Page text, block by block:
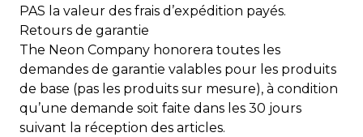
PAS la valeur des frais d’expédition payés.
Retours de garantie
The Neon Company honorera toutes les
demandes de garantie valables pour les produits
de base (pas les produits sur mesure), à condition
qu’une demande soit faite dans les 30 jours
suivant la réception des articles.